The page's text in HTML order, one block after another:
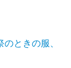
ときの服、